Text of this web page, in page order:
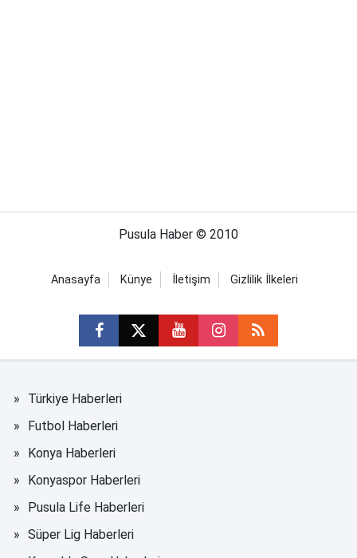
Pusula Haber © 2010
Anasayfa Künye İletişim Gizlilik İlkeleri
Türkiye Haberleri
Futbol Haberleri
Konya Haberleri
Konyaspor Haberleri
Pusula Life Haberleri
Süper Lig Haberleri